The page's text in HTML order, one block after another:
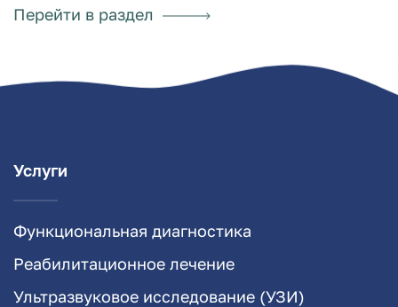
Перейти в раздел
Услуги
Функциональная диагностика
Реабилитационное лечение
Ультразвуковое исследование (УЗИ)